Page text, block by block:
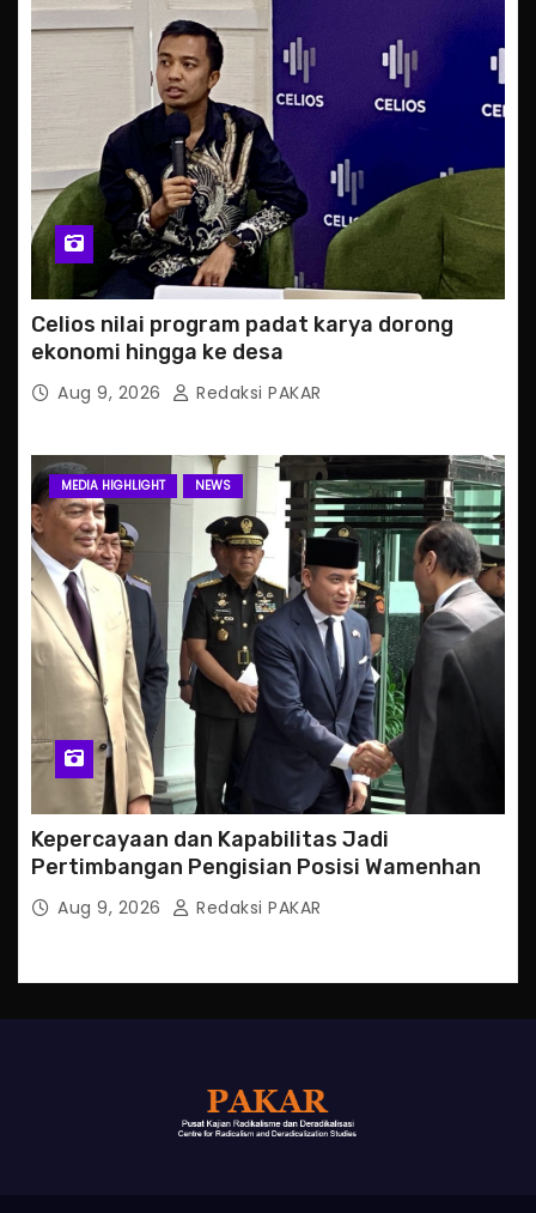
Celios nilai program padat karya dorong
ekonomi hingga ke desa
Aug 9, 2026 Redaksi PAKAR
MEDIA HIGHLIGHT NEWS
Kepercayaan dan Kapabilitas Jadi
Pertimbangan Pengisian Posisi Wamenhan
Aug 9, 2026 Redaksi PAKAR